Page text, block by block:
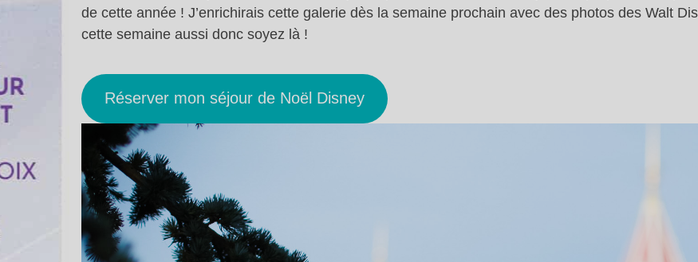
de cette année ! J’enrichirais cette galerie dès la semaine prochain avec des photos des Walt
cette semaine aussi donc soyez là !
Réserver mon séjour de Noël Disney